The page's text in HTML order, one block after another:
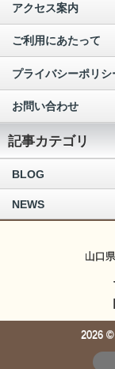
アクセス案内
ご利用にあたって
プライバシーポリシ
お問い合わせ
記事カテゴリ
BLOG
NEWS
山口
2026